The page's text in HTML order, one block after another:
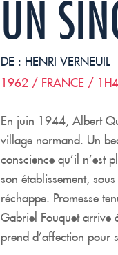
UN
DE : HENRI VERNEUIL
1962 / FRANCE /
En juin 1944, Albert
village normand. Un
conscience qu’il n’est
son établissement,
réchappe. Promesse
Gabriel Fouquet arrive
prend d’affection pour